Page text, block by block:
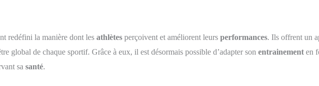
redéfini la manière dont les athlètesperçoivent et améliorent leurs performances. Ils offrent un
global de chaque sportif. Grâce à eux, il est désormais possible d’adapter son entrainementen
sa santé.